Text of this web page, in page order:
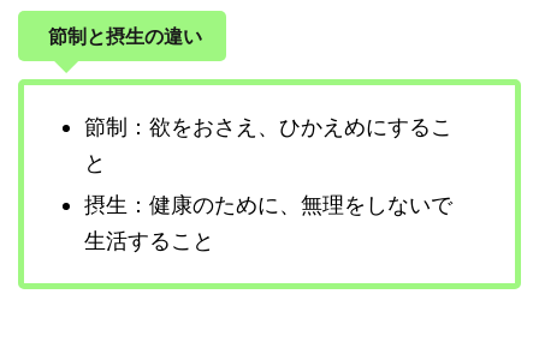
節制と摂生の違い
節制：欲をおさえ、ひかえめにするこ
と
摂生：健康のために、無理をしないで
生活すること